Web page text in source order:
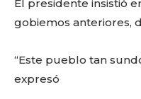
El presidente insistió
gobiemos anteriores,
“Este pueblo tan
expresó